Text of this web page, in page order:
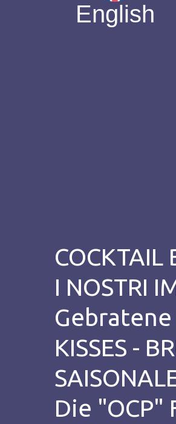
English
COCKTAIL
I NOSTRI
KISSES -
Die "OCP"